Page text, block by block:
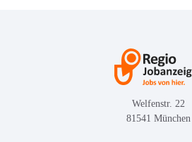
Welfenstr. 22
81541 München